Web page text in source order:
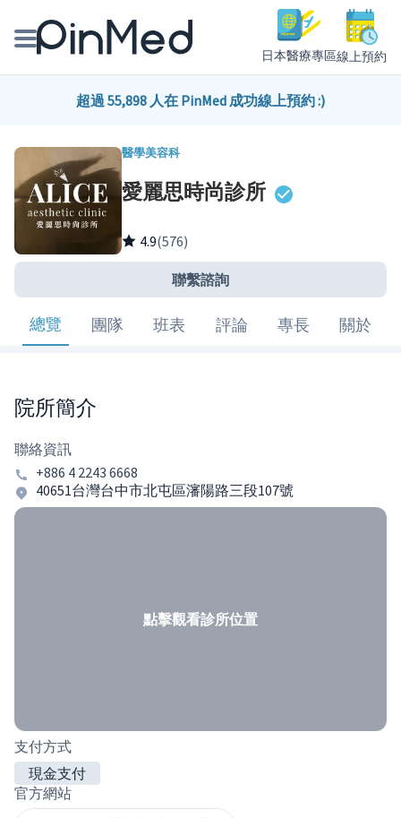
日本醫療專區線上預約
線上預約醫師、院所
醫師專欄專訪
健康主題館
我是醫療人員
超過 55,898 人在 PinMed 成功線上預約 :)
醫學美容科
愛麗思時尚診所
4.9(576)
聯繫諮詢
總覽 團隊 班表 評論 專長 關於
院所簡介
聯絡資訊
+886 4 2243 6668
40651台灣台中市北屯區瀋陽路三段107號
點擊觀看診所位置
支付方式
現金支付
官方網站